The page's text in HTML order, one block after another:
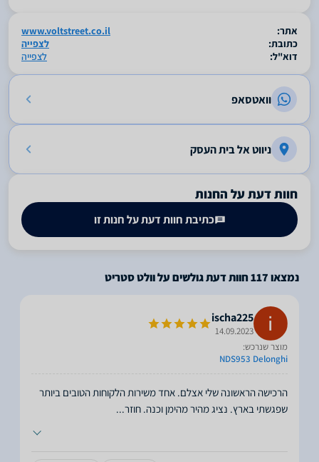
אתר:
www.voltstreet.co.il
כתובת:
לצפייה
דוא"ל:
לצפייה
וואטסאפ
ניווט אל בית העסק
חוות דעת על החנות
כתיבת חוות דעת על חנות זו
נמצאו117חוות דעת גולשים על וולט סטריט
ischa225
14.09.2023
מוצר שנרכש:
NDS953 Delonghi
הרכישה הראשונה שלי אצלם. אחד משירות הלקוחות הטובים ביותר
שפגשתי בארץ. נציג מהיר מהימן וכנה. חוזר...